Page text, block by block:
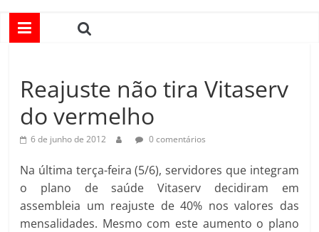
I
S
E
Reajuste não tira Vitaserv
do vermelho
6 de junho de 2012 0 comentários
Na última terça-feira (5/6), servidores que integram
o plano de saúde Vitaserv decidiram em
assembleia um reajuste de 40% nos valores das
mensalidades. Mesmo com este aumento o plano